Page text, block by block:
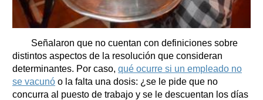
Señalaron que no cuentan con definiciones sobre
distintos aspectos de la resolución que consideran
determinantes. Por caso, qué ocurre si un empleado no
se vacunó o la falta una dosis: ¿se le pide que no
concurra al puesto de trabajo y se le descuentan los días